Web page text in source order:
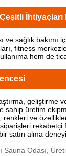
İhtiyaçları
ve sağlık bakımı
fitness
hem de
geliştirme
sahip üretim
renkleri ve
rekabetçi
satın alma
Sauna Odası,